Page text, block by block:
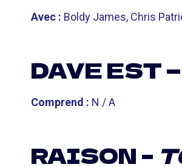
Avec : Boldy James, Chris
DAVE EST —
Comprend : N / A
RAISON –